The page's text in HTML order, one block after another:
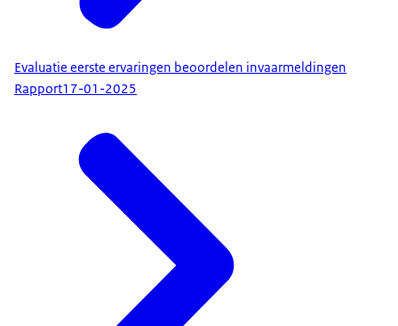
Evaluatie eerste ervaringen beoordelen invaarmeldingen
Rapport17-01-2025